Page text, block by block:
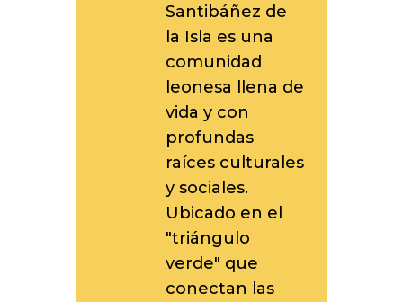
Santibáñez de
la Isla es una
comunidad
leonesa llena de
vida y con
profundas
raíces culturales
y sociales.
Ubicado en el
"triángulo
verde" que
conectan las